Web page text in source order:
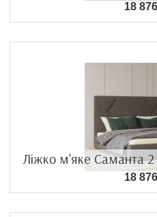
18
Ліжко м'яке Саманта 2
18